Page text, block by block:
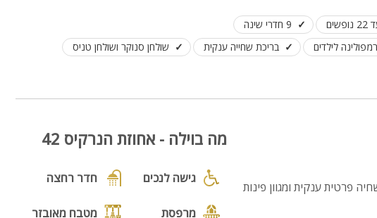
9 חדרי שינה
לילדים בריכת שחייה ענקית
שולחן סנוקר ושולחן טניס
שחיה פרטית ענקית ומגוון פינות
מה בוילה - אחוזת הנרקיס 42
גישה לנכים חדר רחצה
מרפסת מטבח מאובזר